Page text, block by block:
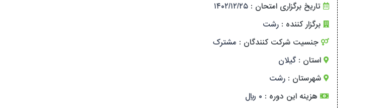
تاریخ برگزاری امتحان : ۱۴۰۲/۱۲/۲۵
برگزار کننده : رشت
جنسیت شرکت کنندگان : مشترک
استان : گیلان
شهرستان : رشت
هزینه این دوره : ۰ ریال